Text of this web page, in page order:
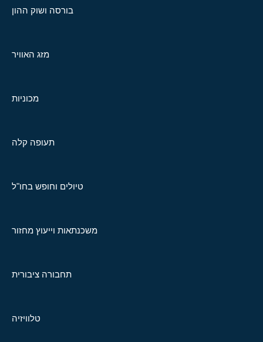
בורסה ושוק ההון
מזג האוויר
מכוניות
תעופה קלה
טיולים וחופש בחו"ל
משכנתאות וייעוץ מחזור
תחבורה ציבורית
טלוויזיה